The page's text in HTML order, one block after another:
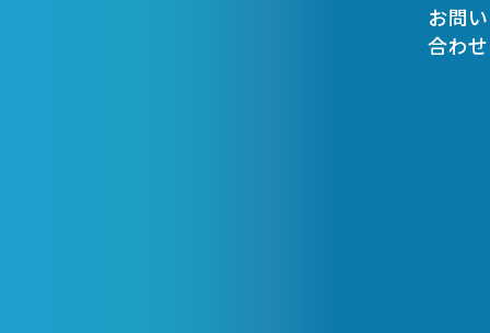
お問い
合わせ